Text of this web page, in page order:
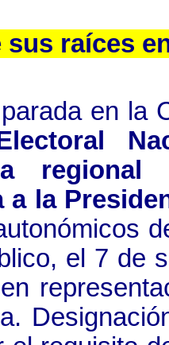
sus raíces
en la
a la
el 7 de